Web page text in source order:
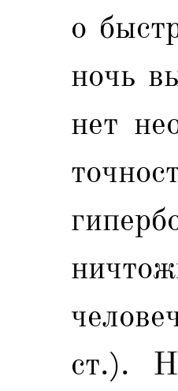
о
ночь
нет
ст.).